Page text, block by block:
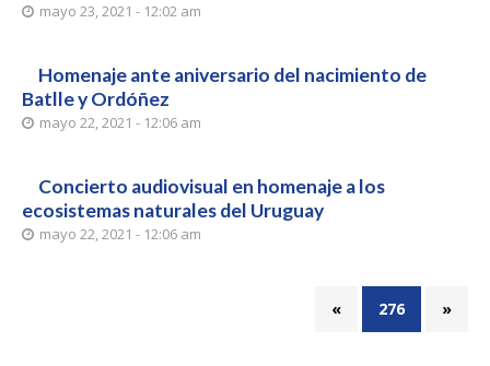
mayo 23, 2021 - 12:02 am
Homenaje ante aniversario del nacimiento de
Batlle y Ordóñez
mayo 22, 2021 - 12:06 am
Concierto audiovisual en homenaje a los
ecosistemas naturales del Uruguay
mayo 22, 2021 - 12:06 am
« 276 »